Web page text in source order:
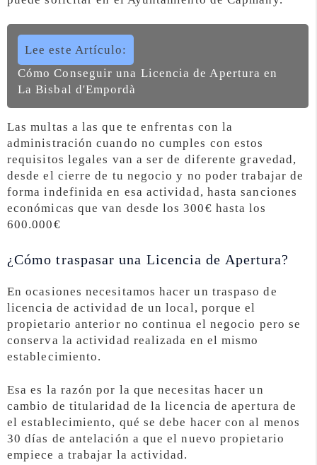
Lee este Artículo:
Cómo Conseguir una Licencia de Apertura en
La Bisbal d'Empordà
Las multas a las que te enfrentas con la
administración cuando no cumples con estos
requisitos legales van a ser de diferente gravedad,
desde el cierre de tu negocio y no poder trabajar de
forma indefinida en esa actividad, hasta sanciones
económicas que van desde los 300€ hasta los
600.000€
¿Cómo traspasar una Licencia de Apertura?
En ocasiones necesitamos hacer un traspaso de
licencia de actividad de un local, porque el
propietario anterior no continua el negocio pero se
conserva la actividad realizada en el mismo
establecimiento.
Esa es la razón por la que necesitas hacer un
cambio de titularidad de la licencia de apertura de
el establecimiento, qué se debe hacer con al menos
30 días de antelación a que el nuevo propietario
empiece a trabajar la actividad.